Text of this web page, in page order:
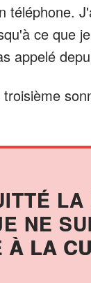
téléphone.
ce que
appelé
LA
NE
À LA